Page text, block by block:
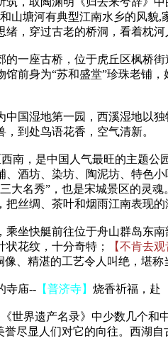
山塘河有典型江南水乡的风貌
，穿过古老的桥洞，看着枕
的一座古桥，位于虎丘区枫桥
前身为“苏和盛堂”珍珠老铺
中国湿地第一园，西溪湿地以
到处鸟语花香，空气清新。
南，是中国人气最旺的主题公
酒坊、染坊、陶泥坊、特色
大名秀”，也是宋城景区的灵
丝绸、茶叶和烟雨江南表现的
乘坐快艇前往位于舟山群岛东
花纹，十分奇特；
【不肯去观
像、精湛的工艺令人叫绝，堪称
寺庙-- 【普济寺】 烧香祈福，赴
世界遗产名录》中少数几个
尽显人们对它的向往。西湖